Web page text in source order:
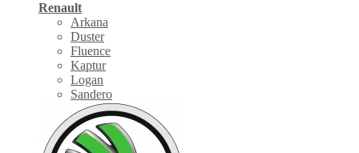
Renault
Arkana
Duster
Fluence
Kaptur
Logan
Sandero